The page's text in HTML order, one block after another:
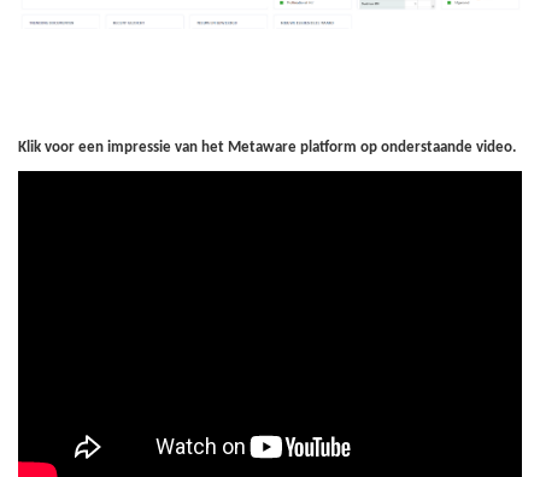
Klik voor een impressie van het Metaware platform op onderstaande video.